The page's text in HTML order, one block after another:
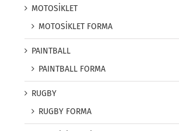
MOTOSİKLET
MOTOSİKLET FORMA
PAINTBALL
PAINTBALL FORMA
RUGBY
RUGBY FORMA